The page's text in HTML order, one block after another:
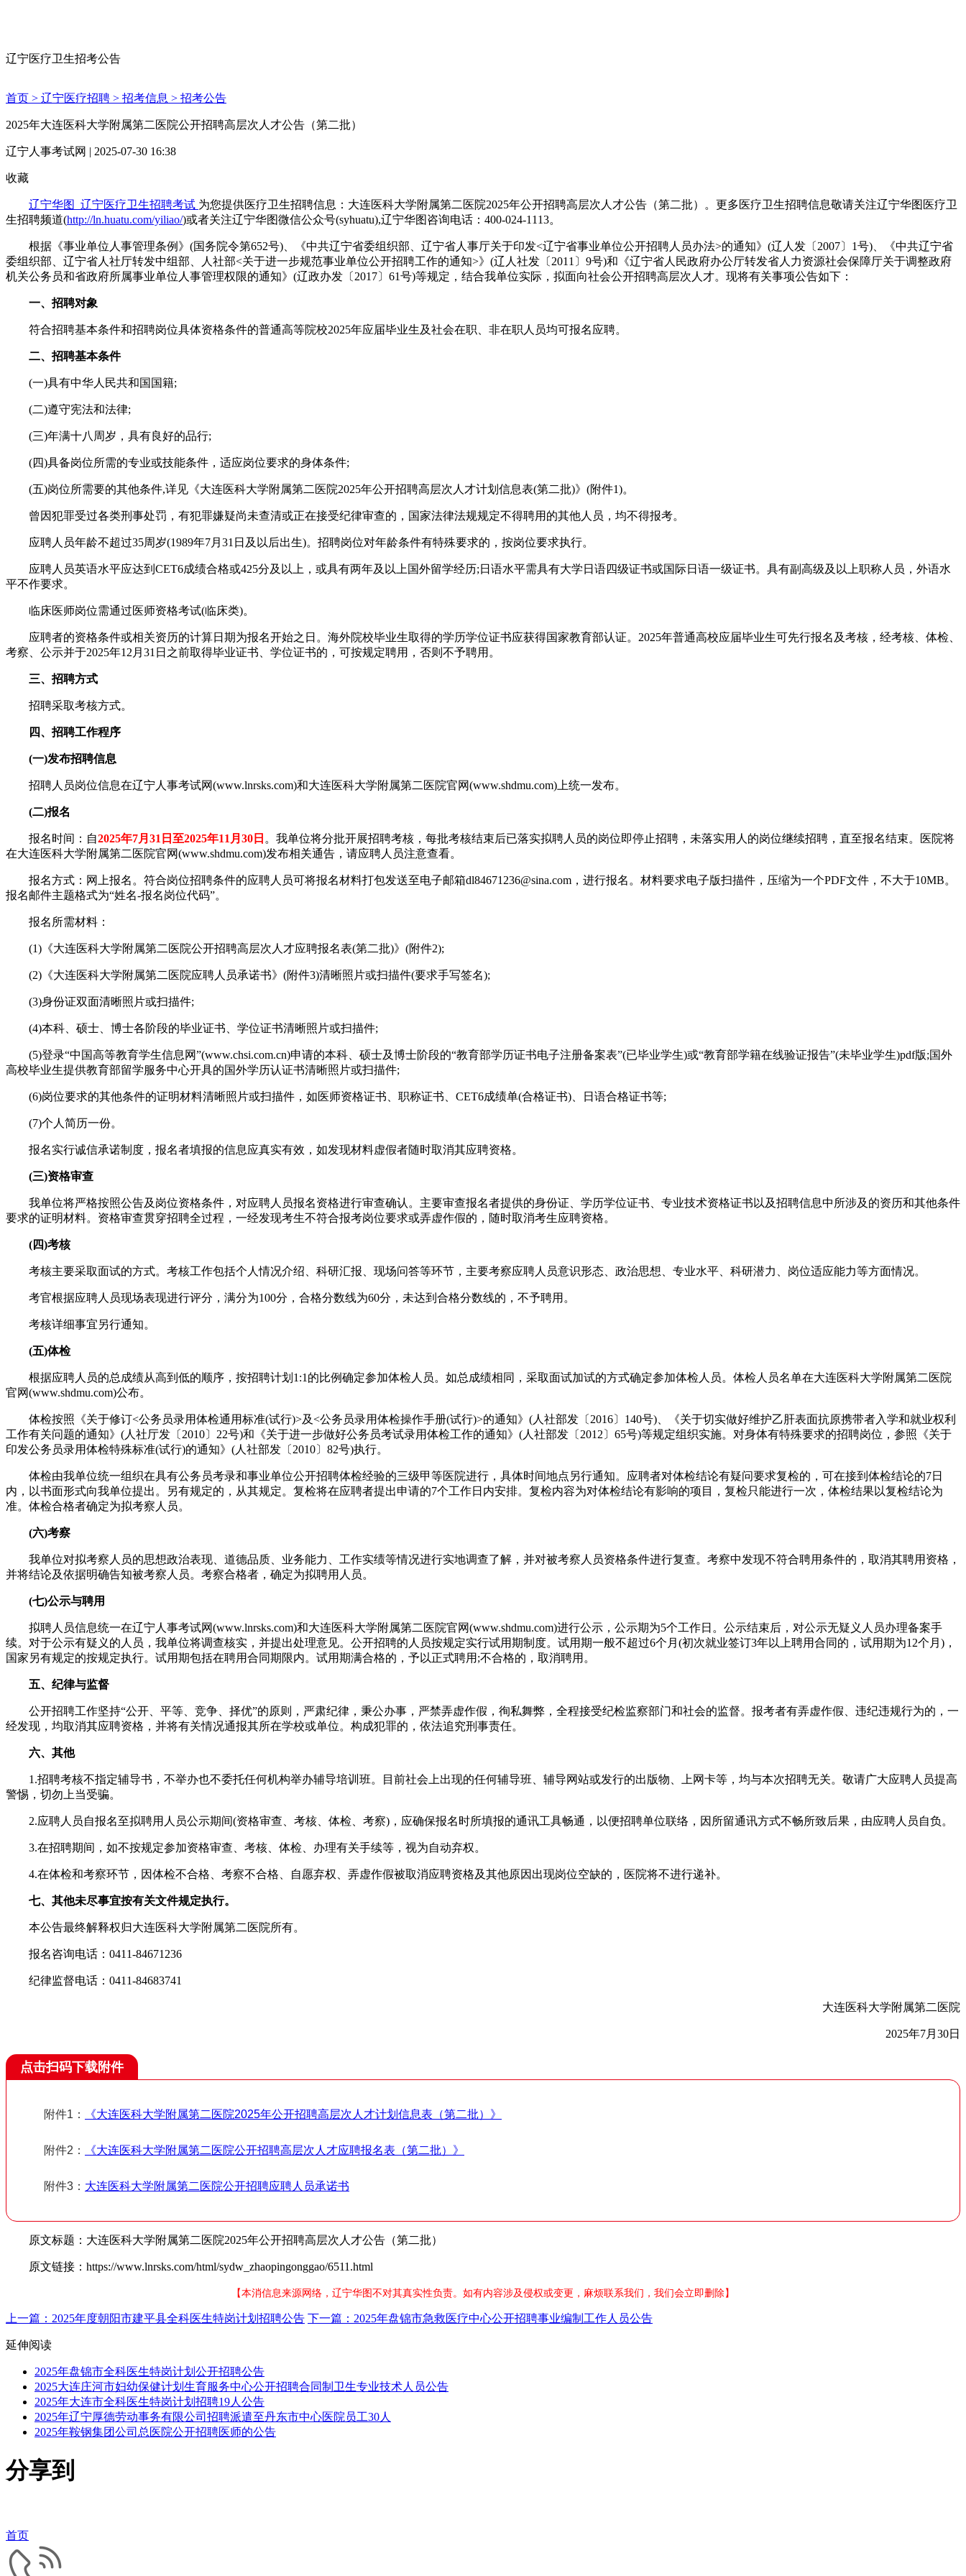
辽宁医疗卫生招考公告
首页 > 辽宁医疗招聘 > 招考信息 > 招考公告
2025年大连医科大学附属第二医院公开招聘高层次人才公告（第二批）
辽宁人事考试网 | 2025-07-30 16:38
收藏
辽宁华图_辽宁医疗卫生招聘考试 为您提供医疗卫生招聘信息：大连医科大学附属第二医院2025年公开招聘高层次人才公告（第二批）。更多医疗卫生招聘信息敬请关注辽宁华图医疗卫
生招聘频道(http://ln.huatu.com/yiliao/)或者关注辽宁华图微信公众号(syhuatu),辽宁华图咨询电话：400-024-1113。
根据《事业单位人事管理条例》(国务院令第652号)、《中共辽宁省委组织部、辽宁省人事厅关于印发<辽宁省事业单位公开招聘人员办法>的通知》(辽人发〔2007〕1号)、《中共辽宁省
委组织部、辽宁省人社厅转发中组部、人社部<关于进一步规范事业单位公开招聘工作的通知>》(辽人社发〔2011〕9号)和《辽宁省人民政府办公厅转发省人力资源社会保障厅关于调整政府
机关公务员和省政府所属事业单位人事管理权限的通知》(辽政办发〔2017〕61号)等规定，结合我单位实际，拟面向社会公开招聘高层次人才。现将有关事项公告如下：
一、招聘对象
符合招聘基本条件和招聘岗位具体资格条件的普通高等院校2025年应届毕业生及社会在职、非在职人员均可报名应聘。
二、招聘基本条件
(一)具有中华人民共和国国籍;
(二)遵守宪法和法律;
(三)年满十八周岁，具有良好的品行;
(四)具备岗位所需的专业或技能条件，适应岗位要求的身体条件;
(五)岗位所需要的其他条件,详见《大连医科大学附属第二医院2025年公开招聘高层次人才计划信息表(第二批)》(附件1)。
曾因犯罪受过各类刑事处罚，有犯罪嫌疑尚未查清或正在接受纪律审查的，国家法律法规规定不得聘用的其他人员，均不得报考。
应聘人员年龄不超过35周岁(1989年7月31日及以后出生)。招聘岗位对年龄条件有特殊要求的，按岗位要求执行。
应聘人员英语水平应达到CET6成绩合格或425分及以上，或具有两年及以上国外留学经历;日语水平需具有大学日语四级证书或国际日语一级证书。具有副高级及以上职称人员，外语水
平不作要求。
临床医师岗位需通过医师资格考试(临床类)。
应聘者的资格条件或相关资历的计算日期为报名开始之日。海外院校毕业生取得的学历学位证书应获得国家教育部认证。2025年普通高校应届毕业生可先行报名及考核，经考核、体检、
考察、公示并于2025年12月31日之前取得毕业证书、学位证书的，可按规定聘用，否则不予聘用。
三、招聘方式
招聘采取考核方式。
四、招聘工作程序
(一)发布招聘信息
招聘人员岗位信息在辽宁人事考试网(www.lnrsks.com)和大连医科大学附属第二医院官网(www.shdmu.com)上统一发布。
(二)报名
报名时间：自2025年7月31日至2025年11月30日 。我单位将分批开展招聘考核，每批考核结束后已落实拟聘人员的岗位即停止招聘，未落实用人的岗位继续招聘，直至报名结束。医院将
在大连医科大学附属第二医院官网(www.shdmu.com)发布相关通告，请应聘人员注意查看。
报名方式：网上报名。符合岗位招聘条件的应聘人员可将报名材料打包发送至电子邮箱dl84671236@sina.com，进行报名。材料要求电子版扫描件，压缩为一个PDF文件，不大于10MB。
报名邮件主题格式为“姓名-报名岗位代码”。
报名所需材料：
(1)《大连医科大学附属第二医院公开招聘高层次人才应聘报名表(第二批)》(附件2);
(2)《大连医科大学附属第二医院应聘人员承诺书》(附件3)清晰照片或扫描件(要求手写签名);
(3)身份证双面清晰照片或扫描件;
(4)本科、硕士、博士各阶段的毕业证书、学位证书清晰照片或扫描件;
(5)登录“中国高等教育学生信息网”(www.chsi.com.cn)申请的本科、硕士及博士阶段的“教育部学历证书电子注册备案表”(已毕业学生)或“教育部学籍在线验证报告”(未毕业学生)pdf版;国外
高校毕业生提供教育部留学服务中心开具的国外学历认证书清晰照片或扫描件;
(6)岗位要求的其他条件的证明材料清晰照片或扫描件，如医师资格证书、职称证书、CET6成绩单(合格证书)、日语合格证书等;
(7)个人简历一份。
报名实行诚信承诺制度，报名者填报的信息应真实有效，如发现材料虚假者随时取消其应聘资格。
(三)资格审查
我单位将严格按照公告及岗位资格条件，对应聘人员报名资格进行审查确认。主要审查报名者提供的身份证、学历学位证书、专业技术资格证书以及招聘信息中所涉及的资历和其他条件
要求的证明材料。资格审查贯穿招聘全过程，一经发现考生不符合报考岗位要求或弄虚作假的，随时取消考生应聘资格。
(四)考核
考核主要采取面试的方式。考核工作包括个人情况介绍、科研汇报、现场问答等环节，主要考察应聘人员意识形态、政治思想、专业水平、科研潜力、岗位适应能力等方面情况。
考官根据应聘人员现场表现进行评分，满分为100分，合格分数线为60分，未达到合格分数线的，不予聘用。
考核详细事宜另行通知。
(五)体检
根据应聘人员的总成绩从高到低的顺序，按招聘计划1:1的比例确定参加体检人员。如总成绩相同，采取面试加试的方式确定参加体检人员。体检人员名单在大连医科大学附属第二医院
官网(www.shdmu.com)公布。
体检按照《关于修订<公务员录用体检通用标准(试行)>及<公务员录用体检操作手册(试行)>的通知》(人社部发〔2016〕140号)、《关于切实做好维护乙肝表面抗原携带者入学和就业权利
工作有关问题的通知》(人社厅发〔2010〕22号)和《关于进一步做好公务员考试录用体检工作的通知》(人社部发〔2012〕65号)等规定组织实施。对身体有特殊要求的招聘岗位，参照《关于
印发公务员录用体检特殊标准(试行)的通知》(人社部发〔2010〕82号)执行。
体检由我单位统一组织在具有公务员考录和事业单位公开招聘体检经验的三级甲等医院进行，具体时间地点另行通知。应聘者对体检结论有疑问要求复检的，可在接到体检结论的7日
内，以书面形式向我单位提出。另有规定的，从其规定。复检将在应聘者提出申请的7个工作日内安排。复检内容为对体检结论有影响的项目，复检只能进行一次，体检结果以复检结论为
准。体检合格者确定为拟考察人员。
(六)考察
我单位对拟考察人员的思想政治表现、道德品质、业务能力、工作实绩等情况进行实地调查了解，并对被考察人员资格条件进行复查。考察中发现不符合聘用条件的，取消其聘用资格，
并将结论及依据明确告知被考察人员。考察合格者，确定为拟聘用人员。
(七)公示与聘用
拟聘人员信息统一在辽宁人事考试网(www.lnrsks.com)和大连医科大学附属第二医院官网(www.shdmu.com)进行公示，公示期为5个工作日。公示结束后，对公示无疑义人员办理备案手
续。对于公示有疑义的人员，我单位将调查核实，并提出处理意见。公开招聘的人员按规定实行试用期制度。试用期一般不超过6个月(初次就业签订3年以上聘用合同的，试用期为12个月)，
国家另有规定的按规定执行。试用期包括在聘用合同期限内。试用期满合格的，予以正式聘用;不合格的，取消聘用。
五、纪律与监督
公开招聘工作坚持“公开、平等、竞争、择优”的原则，严肃纪律，秉公办事，严禁弄虚作假，徇私舞弊，全程接受纪检监察部门和社会的监督。报考者有弄虚作假、违纪违规行为的，一
经发现，均取消其应聘资格，并将有关情况通报其所在学校或单位。构成犯罪的，依法追究刑事责任。
六、其他
1.招聘考核不指定辅导书，不举办也不委托任何机构举办辅导培训班。目前社会上出现的任何辅导班、辅导网站或发行的出版物、上网卡等，均与本次招聘无关。敬请广大应聘人员提高
警惕，切勿上当受骗。
2.应聘人员自报名至拟聘用人员公示期间(资格审查、考核、体检、考察)，应确保报名时所填报的通讯工具畅通，以便招聘单位联络，因所留通讯方式不畅所致后果，由应聘人员自负。
3.在招聘期间，如不按规定参加资格审查、考核、体检、办理有关手续等，视为自动弃权。
4.在体检和考察环节，因体检不合格、考察不合格、自愿弃权、弄虚作假被取消应聘资格及其他原因出现岗位空缺的，医院将不进行递补。
七、其他未尽事宜按有关文件规定执行。
本公告最终解释权归大连医科大学附属第二医院所有。
报名咨询电话：0411-84671236
纪律监督电话：0411-84683741
大连医科大学附属第二医院
2025年7月30日
点击扫码下载附件
附件1： 《大连医科大学附属第二医院2025年公开招聘高层次人才计划信息表（第二批）》
附件2： 《大连医科大学附属第二医院公开招聘高层次人才应聘报名表（第二批）》
附件3： 大连医科大学附属第二医院公开招聘应聘人员承诺书
原文标题：大连医科大学附属第二医院2025年公开招聘高层次人才公告（第二批）
原文链接：https://www.lnrsks.com/html/sydw_zhaopingonggao/6511.html
【本消信息来源网络，辽宁华图不对其真实性负责。如有内容涉及侵权或变更，麻烦联系我们，我们会立即删除】
上一篇：2025年度朝阳市建平县全科医生特岗计划招聘公告 下一篇：2025年盘锦市急救医疗中心公开招聘事业编制工作人员公告
延伸阅读
2025年盘锦市全科医生特岗计划公开招聘公告
2025大连庄河市妇幼保健计划生育服务中心公开招聘合同制卫生专业技术人员公告
2025年大连市全科医生特岗计划招聘19人公告
2025年辽宁厚德劳动事务有限公司招聘派遣至丹东市中心医院员工30人
2025年鞍钢集团公司总医院公开招聘医师的公告
分享到
首页